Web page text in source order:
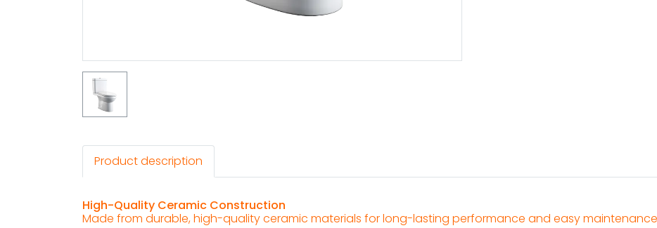
Product description
High-Quality Ceramic Construction
Made from durable, high-quality ceramic materials for long-lasting performance and easy